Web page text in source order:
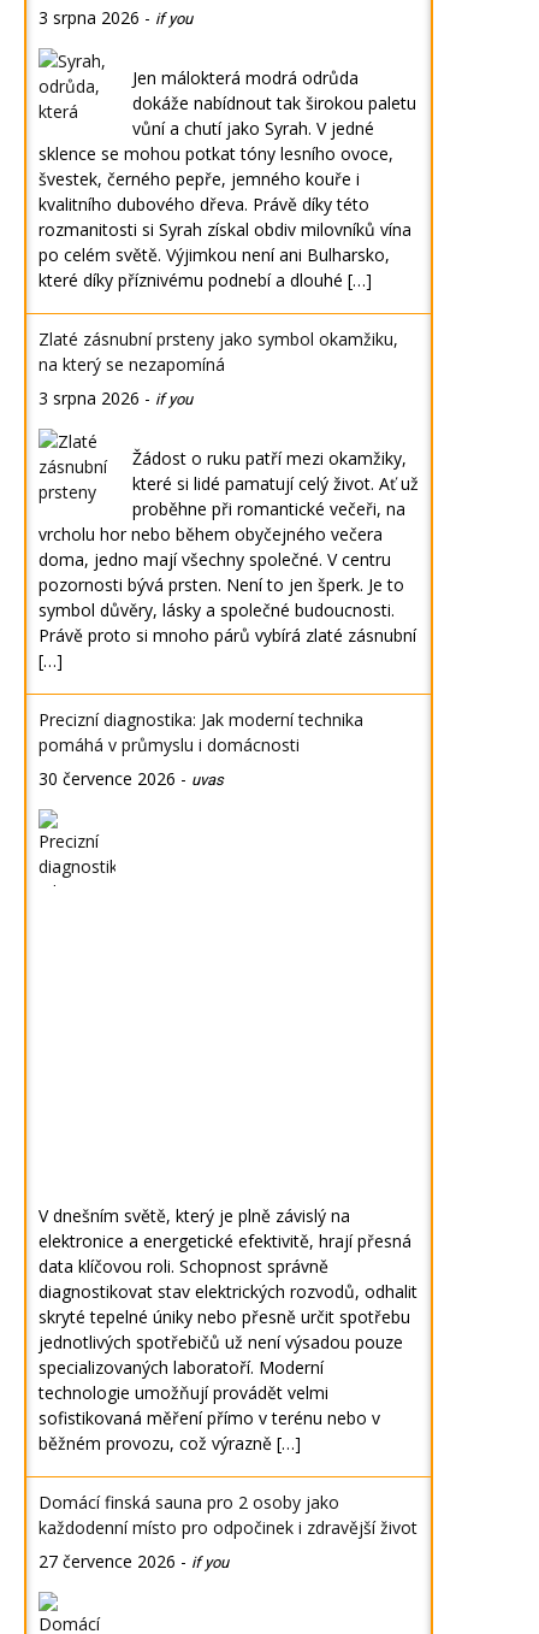
3 srpna 2026 - if you
Jen málokterá modrá odrůda
dokáže nabídnout tak širokou paletu
vůní a chutí jako Syrah. V jedné
sklence se mohou potkat tóny lesního ovoce,
švestek, černého pepře, jemného kouře i
kvalitního dubového dřeva. Právě díky této
rozmanitosti si Syrah získal obdiv milovníků vína
po celém světě. Výjimkou není ani Bulharsko,
které díky příznivému podnebí a dlouhé […]
Zlaté zásnubní prsteny jako symbol okamžiku,
na který se nezapomíná
3 srpna 2026 - if you
Žádost o ruku patří mezi okamžiky,
které si lidé pamatují celý život. Ať už
proběhne při romantické večeři, na
vrcholu hor nebo během obyčejného večera
doma, jedno mají všechny společné. V centru
pozornosti bývá prsten. Není to jen šperk. Je to
symbol důvěry, lásky a společné budoucnosti.
Právě proto si mnoho párů vybírá zlaté zásnubní
[…]
Precizní diagnostika: Jak moderní technika
pomáhá v průmyslu i domácnosti
30 července 2026 - uvas
V dnešním světě, který je plně závislý na
elektronice a energetické efektivitě, hrají přesná
data klíčovou roli. Schopnost správně
diagnostikovat stav elektrických rozvodů, odhalit
skryté tepelné úniky nebo přesně určit spotřebu
jednotlivých spotřebičů už není výsadou pouze
specializovaných laboratoří. Moderní
technologie umožňují provádět velmi
sofistikovaná měření přímo v terénu nebo v
běžném provozu, což výrazně […]
Domácí finská sauna pro 2 osoby jako
každodenní místo pro odpočinek i zdravější život
27 července 2026 - if you